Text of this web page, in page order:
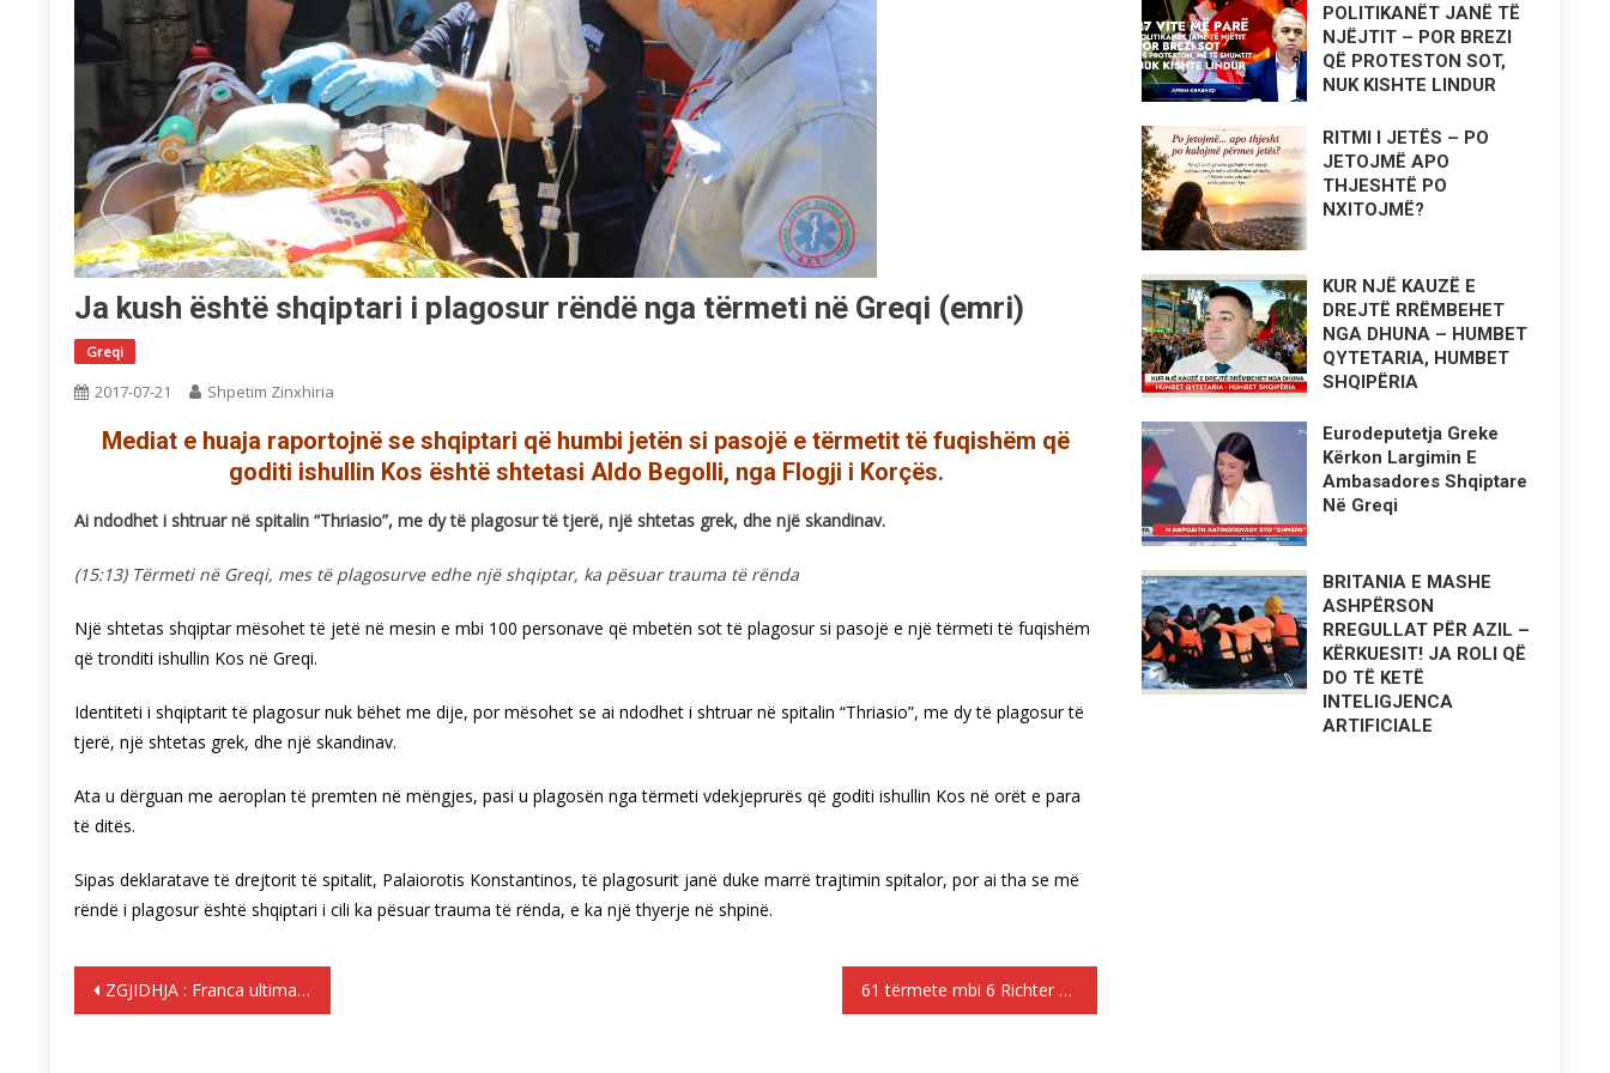
Ja kush është shqiptari i plagosur rëndë nga tërmeti në Greqi (emri)
Greqi
2017-07-21 Shpetim Zinxhiria
Mediat e huaja raportojnë se shqiptari që humbi jetën si pasojë e tërmetit të fuqishëm që
goditi ishullin Kos është shtetasi Aldo Begolli, nga Flogji i Korçës.
Ai ndodhet i shtruar në spitalin “Thriasio”, me dy të plagosur të tjerë, një shtetas grek, dhe një skandinav.
(15:13) Tërmeti në Greqi, mes të plagosurve edhe një shqiptar, ka pësuar trauma të rënda
Një shtetas shqiptar mësohet të jetë në mesin e mbi 100 personave që mbetën sot të plagosur si pasojë e një tërmeti të fuqishëm
që tronditi ishullin Kos në Greqi.
Identiteti i shqiptarit të plagosur nuk bëhet me dije, por mësohet se ai ndodhet i shtruar në spitalin “Thriasio”, me dy të plagosur të
tjerë, një shtetas grek, dhe një skandinav.
Ata u dërguan me aeroplan të premten në mëngjes, pasi u plagosën nga tërmeti vdekjeprurës që goditi ishullin Kos në orët e para
të ditës.
Sipas deklaratave të drejtorit të spitalit, Palaiorotis Konstantinos, të plagosurit janë duke marrë trajtimin spitalor, por ai tha se më
rëndë i plagosur është shqiptari i cili ka pësuar trauma të rënda, e ka një thyerje në shpinë.
Lëvizje
ZGJIDHJA : Franca ultimatum Ramës për të ndalur vërshimin e azilantëve 61 tërmete mbi 6 Richter që lane dhimbje në Greqi
POLITIKANËT JANË TË
NJËJTIT – POR BREZI
QË PROTESTON SOT,
NUK KISHTE LINDUR
RITMI I JETËS – PO
JETOJMË APO
THJESHTË PO
NXITOJMË?
KUR NJË KAUZË E
DREJTË RRËMBEHET
NGA DHUNA – HUMBET
QYTETARIA, HUMBET
SHQIPËRIA
Eurodeputetja Greke
Kërkon Largimin E
Ambasadores Shqiptare
Në Greqi
BRITANIA E MASHE
ASHPËRSON
RREGULLAT PËR AZIL –
KËRKUESIT! JA ROLI QË
DO TË KETË
INTELIGJENCA
ARTIFICIALE